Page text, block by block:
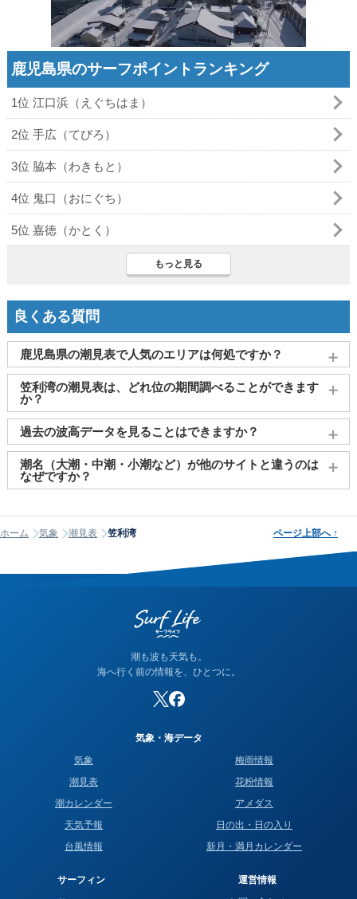
鹿児島県のサーフポイントランキング
1位 江口浜（えぐちはま）
2位 手広（てびろ）
3位 脇本（わきもと）
4位 鬼口（おにぐち）
5位 嘉徳（かとく）
もっと見る
良くある質問
鹿児島県の潮見表で人気のエリアは何処ですか？
鹿児島、奄美大島 、 志布志、屋久島(一湊) 、 与論島(茶花)がよ
く見られております。
笠利湾の潮見表は、どれ位の期間調べることができます
か？
2011～2027年までの16年間分の潮汐情報や日の出・日の入りを
調べることができます。視覚的に分かり易くタイドグラフで、
日の出・日の入り情報も合わせて確認することができます。
過去の波高データを見ることはできますか？
大変申し訳ございませんが、過去の波高データ（波の高さ）に
関してはご提供しておりません。
潮名（大潮・中潮・小潮など）が他のサイトと違うのは
なぜですか？
何日まで大潮」という統一された公的な定義はありません。そ
のため、サイトが採用する計算方式によって、境界にあたる日
って見える場合は、そのサイトが別の方式を使っている可能性
ホーム 気象 潮見表 笠利湾 ページ上部へ ↑
潮も波も天気も。
海へ行く前の情報を、ひとつに。
気象・海データ
気象
潮見表
潮カレンダー
天気予報
台風情報
梅雨情報
花粉情報
アメダス
日の出・日の入り
新月・満月カレンダー
サーフィン
運営情報